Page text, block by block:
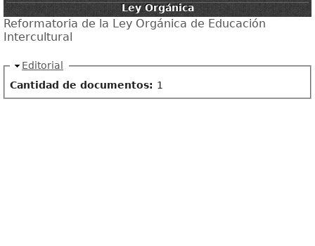
Ley Orgánica
Reformatoria de la Ley Orgánica de Educación
Intercultural
Ocultar
Editorial
Cantidad de documentos: 1